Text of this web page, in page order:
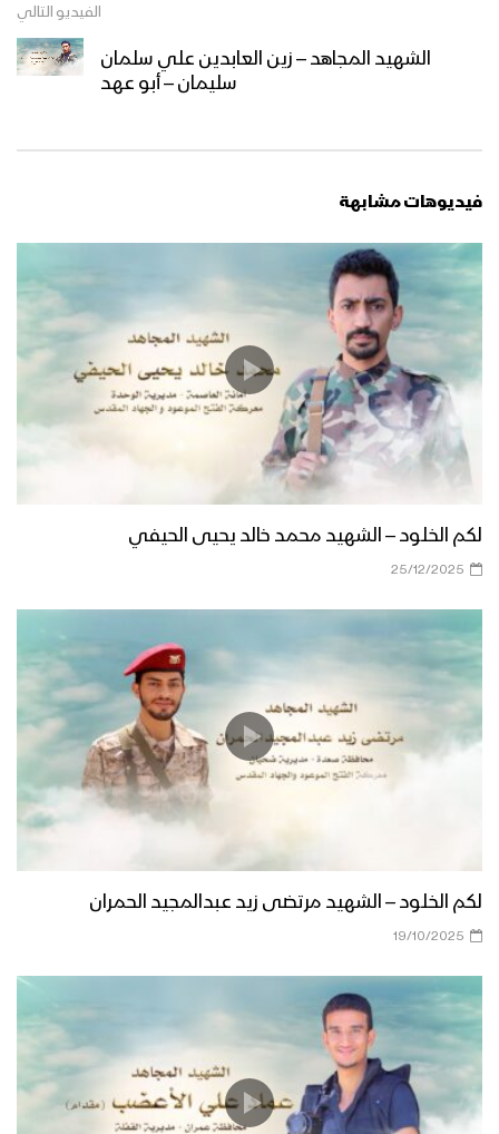
الفيديو التالي
الشهيد المجاهد – زين العابدين علي سلمان
سليمان – أبو عهد
فيديوهات مشابهة
لكم الخلود – الشهيد محمد خالد يحيى الحيفي
25/12/2025
لكم الخلود – الشهيد مرتضى زيد عبدالمجيد الحمران
19/10/2025